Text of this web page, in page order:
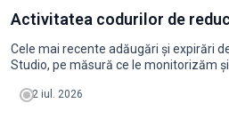
2026-040 - -
2026-061 7%
2026-070 -
an
ian. feb. mar. apr. mai iun.
2024
90 170 140 140 260
2025 110 90 110 140 110 170
2026 70 70 70 110 110 132
Activitatea codurilor de
Cele mai recente adăugări și expirări
Studio, pe măsură ce le monitorizăm
2 iul. 2026